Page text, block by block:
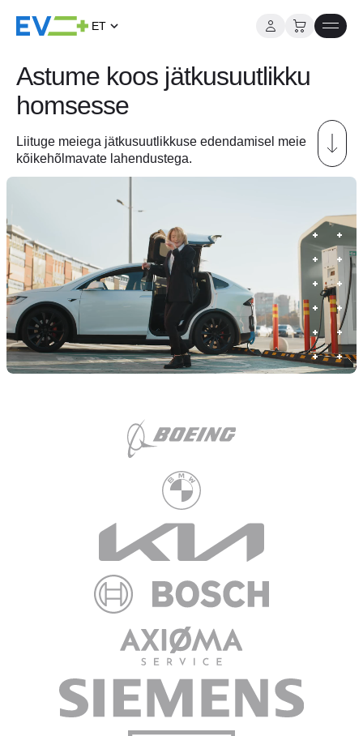
sisu
juurde
ET
Page
title:
Astume koos jätkusuutlikku
homsesse
Liituge meiega jätkusuutlikkuse edendamisel meie
kõikehõlmavate lahendustega.